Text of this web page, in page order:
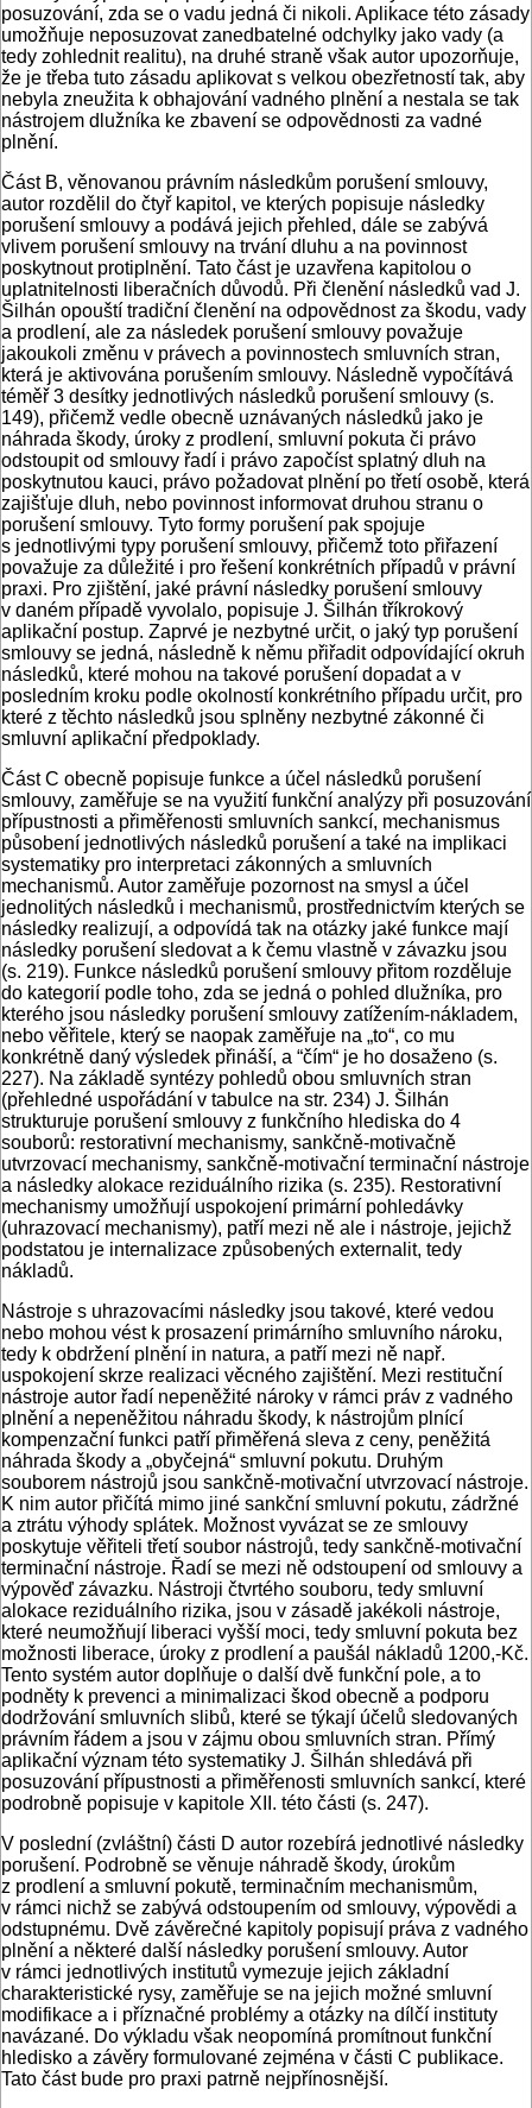
posuzování, zda se o vadu jedná či nikoli. Aplikace této zásady
umožňuje neposuzovat zanedbatelné odchylky jako vady (a
tedy zohlednit realitu), na druhé straně však autor upozorňuje,
že je třeba tuto zásadu aplikovat s velkou obezřetností tak, aby
nebyla zneužita k obhajování vadného plnění a nestala se tak
nástrojem dlužníka ke zbavení se odpovědnosti za vadné
plnění.
Část B, věnovanou právním následkům porušení smlouvy,
autor rozdělil do čtyř kapitol, ve kterých popisuje následky
porušení smlouvy a podává jejich přehled, dále se zabývá
vlivem porušení smlouvy na trvání dluhu a na povinnost
poskytnout protiplnění. Tato část je uzavřena kapitolou o
uplatnitelnosti liberačních důvodů. Při členění následků vad J.
Šilhán opouští tradiční členění na odpovědnost za škodu, vady
a prodlení, ale za následek porušení smlouvy považuje
jakoukoli změnu v právech a povinnostech smluvních stran,
která je aktivována porušením smlouvy. Následně vypočítává
téměř 3 desítky jednotlivých následků porušení smlouvy (s.
149), přičemž vedle obecně uznávaných následků jako je
náhrada škody, úroky z prodlení, smluvní pokuta či právo
odstoupit od smlouvy řadí i právo započíst splatný dluh na
poskytnutou kauci, právo požadovat plnění po třetí osobě, která
zajišťuje dluh, nebo povinnost informovat druhou stranu o
porušení smlouvy. Tyto formy porušení pak spojuje
s jednotlivými typy porušení smlouvy, přičemž toto přiřazení
považuje za důležité i pro řešení konkrétních případů v právní
praxi. Pro zjištění, jaké právní následky porušení smlouvy
v daném případě vyvolalo, popisuje J. Šilhán tříkrokový
aplikační postup. Zaprvé je nezbytné určit, o jaký typ porušení
smlouvy se jedná, následně k němu přiřadit odpovídající okruh
následků, které mohou na takové porušení dopadat a v
posledním kroku podle okolností konkrétního případu určit, pro
které z těchto následků jsou splněny nezbytné zákonné či
smluvní aplikační předpoklady.
Část C obecně popisuje funkce a účel následků porušení
smlouvy, zaměřuje se na využití funkční analýzy při posuzování
přípustnosti a přiměřenosti smluvních sankcí, mechanismus
působení jednotlivých následků porušení a také na implikaci
systematiky pro interpretaci zákonných a smluvních
mechanismů. Autor zaměřuje pozornost na smysl a účel
jednolitých následků i mechanismů, prostřednictvím kterých se
následky realizují, a odpovídá tak na otázky jaké funkce mají
následky porušení sledovat a k čemu vlastně v závazku jsou
(s. 219). Funkce následků porušení smlouvy přitom rozděluje
do kategorií podle toho, zda se jedná o pohled dlužníka, pro
kterého jsou následky porušení smlouvy zatížením-nákladem,
nebo věřitele, který se naopak zaměřuje na „to“, co mu
konkrétně daný výsledek přináší, a “čím“ je ho dosaženo (s.
227). Na základě syntézy pohledů obou smluvních stran
(přehledné uspořádání v tabulce na str. 234) J. Šilhán
strukturuje porušení smlouvy z funkčního hlediska do 4
souborů: restorativní mechanismy, sankčně-motivačně
utvrzovací mechanismy, sankčně-motivační terminační nástroje
a následky alokace reziduálního rizika (s. 235). Restorativní
mechanismy umožňují uspokojení primární pohledávky
(uhrazovací mechanismy), patří mezi ně ale i nástroje, jejichž
podstatou je internalizace způsobených externalit, tedy
nákladů.
Nástroje s uhrazovacími následky jsou takové, které vedou
nebo mohou vést k prosazení primárního smluvního nároku,
tedy k obdržení plnění in natura, a patří mezi ně např.
uspokojení skrze realizaci věcného zajištění. Mezi restituční
nástroje autor řadí nepeněžité nároky v rámci práv z vadného
plnění a nepeněžitou náhradu škody, k nástrojům plnící
kompenzační funkci patří přiměřená sleva z ceny, peněžitá
náhrada škody a „obyčejná“ smluvní pokutu. Druhým
souborem nástrojů jsou sankčně-motivační utvrzovací nástroje.
K nim autor přičítá mimo jiné sankční smluvní pokutu, zádržné
a ztrátu výhody splátek. Možnost vyvázat se ze smlouvy
poskytuje věřiteli třetí soubor nástrojů, tedy sankčně-motivační
terminační nástroje. Řadí se mezi ně odstoupení od smlouvy a
výpověď závazku. Nástroji čtvrtého souboru, tedy smluvní
alokace reziduálního rizika, jsou v zásadě jakékoli nástroje,
které neumožňují liberaci vyšší moci, tedy smluvní pokuta bez
možnosti liberace, úroky z prodlení a paušál nákladů 1200,-Kč.
Tento systém autor doplňuje o další dvě funkční pole, a to
podněty k prevenci a minimalizaci škod obecně a podporu
dodržování smluvních slibů, které se týkají účelů sledovaných
právním řádem a jsou v zájmu obou smluvních stran. Přímý
aplikační význam této systematiky J. Šilhán shledává při
posuzování přípustnosti a přiměřenosti smluvních sankcí, které
podrobně popisuje v kapitole XII. této části (s. 247).
V poslední (zvláštní) části D autor rozebírá jednotlivé následky
porušení. Podrobně se věnuje náhradě škody, úrokům
z prodlení a smluvní pokutě, terminačním mechanismům,
v rámci nichž se zabývá odstoupením od smlouvy, výpovědi a
odstupnému. Dvě závěrečné kapitoly popisují práva z vadného
plnění a některé další následky porušení smlouvy. Autor
v rámci jednotlivých institutů vymezuje jejich základní
charakteristické rysy, zaměřuje se na jejich možné smluvní
modifikace a i příznačné problémy a otázky na dílčí instituty
navázané. Do výkladu však neopomíná promítnout funkční
hledisko a závěry formulované zejména v části C publikace.
Tato část bude pro praxi patrně nejpřínosnější.